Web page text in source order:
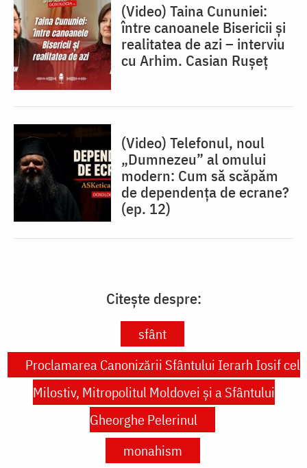
(Video) Taina Cununiei:
între canoanele Bisericii și
realitatea de azi – interviu
cu Arhim. Casian Rușeț
(Video) Telefonul, noul
„Dumnezeu” al omului
modern: Cum să scăpăm
de dependența de ecrane?
(ep. 12)
Citește despre:
sfânt
Proclamarea Canonizării Sfântului Ierarh Iosif cel
Milostiv, Mitropolitul Moldovei și a Sfântului
Gheorghe Pelerinul
monahism